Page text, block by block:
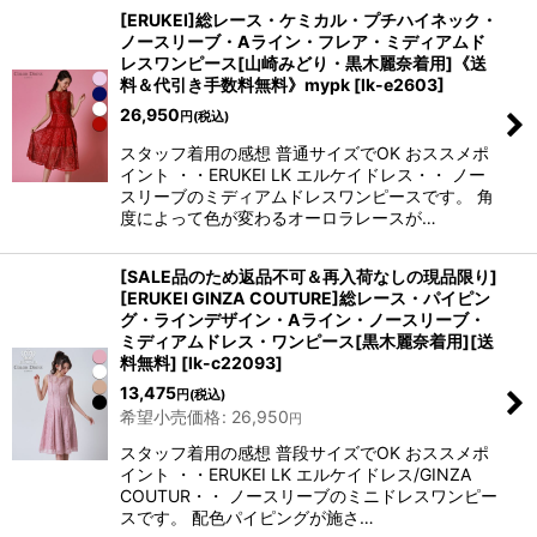
[ERUKEI]総レース・ケミカル・プチハイネック・
ノースリーブ・Aライン・フレア・ミディアムド
レスワンピース[山崎みどり・黒木麗奈着用]《送
料＆代引き手数料無料》mypk [lk-e2603]
26,950 円 (税込)
スタッフ着用の感想 普通サイズでOK おススメポ
イント ・・ERUKEI LK エルケイドレス・・ ノー
スリーブのミディアムドレスワンピースです。 角
度によって色が変わるオーロラレースが…
[SALE品のため返品不可＆再入荷なしの現品限り]
[ERUKEI GINZA COUTURE]総レース・パイピン
グ・ラインデザイン・Aライン・ノースリーブ・
ミディアムドレス・ワンピース[黒木麗奈着用][送
料無料] [lk-c22093]
13,475円 (税込)
希望小売価格: 26,950 円
スタッフ着用の感想 普段サイズでOK おススメポ
イント ・・ERUKEI LK エルケイドレス/GINZA
COUTUR・・ ノースリーブのミニドレスワンピー
スです。 配色パイピングが施さ…